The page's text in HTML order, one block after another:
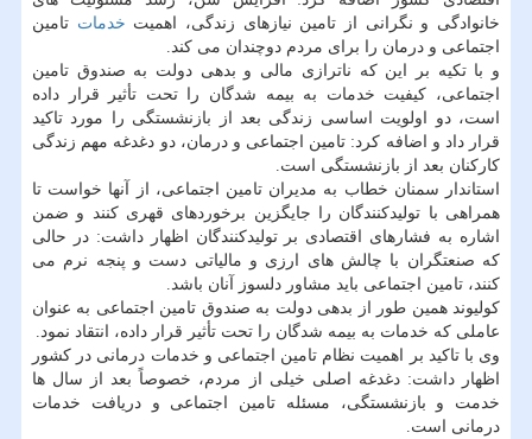
خانوادگی و نگرانی از تامین نیازهای زندگی، اهمیت خدمات تامین
اجتماعی و درمان را برای مردم دوچندان می کند.
و با تکیه بر این که ناترازی مالی و بدهی دولت به صندوق تامین
اجتماعی، کیفیت خدمات به بیمه شدگان را تحت تأثیر قرار داده
است، دو اولویت اساسی زندگی بعد از بازنشستگی را مورد تاکید
قرار داد و اضافه کرد: تامین اجتماعی و درمان، دو دغدغه مهم زندگی
کارکنان بعد از بازنشستگی است.
استاندار سمنان خطاب به مدیران تامین اجتماعی، از آنها خواست تا
همراهی با تولیدکنندگان را جایگزین برخوردهای قهری کنند و ضمن
اشاره به فشارهای اقتصادی بر تولیدکنندگان اظهار داشت: در حالی
که صنعتگران با چالش های ارزی و مالیاتی دست و پنجه نرم می
کنند، تامین اجتماعی باید مشاور دلسوز آنان باشد.
کولیوند همین طور از بدهی دولت به صندوق تامین اجتماعی به عنوان
عاملی که خدمات به بیمه شدگان را تحت تأثیر قرار داده، انتقاد نمود.
وی با تاکید بر اهمیت نظام تامین اجتماعی و خدمات درمانی در کشور
اظهار داشت: دغدغه اصلی خیلی از مردم، خصوصاً بعد از سال ها
خدمت و بازنشستگی، مسئله تامین اجتماعی و دریافت خدمات
درمانی است.